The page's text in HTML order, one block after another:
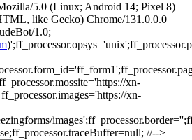
5.0 (Linux; Android 14; Pixel 8)
like Gecko) Chrome/131.0.0.0
1.0;
xn-
xn-
//-->